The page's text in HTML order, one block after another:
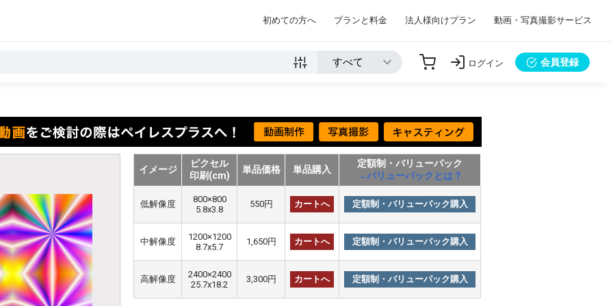
初めての方へ プランと料金 法人様向けプラン 動画・写真撮影サービス
ログイン 会員登録
イメージ
ピクセル
印刷(cm)
単品価格 単品購入
定額制・バリューパック
→バリューパックとは？
低解像度
800×800
5.8x3.8
550円 カートへ 定額制・バリューパック購入
中解像度
1200×1200
8.7x5.7
1,650円 カートへ 定額制・バリューパック購入
高解像度
2400×2400
25.7x18.2
3,300円 カートへ 定額制・バリューパック購入